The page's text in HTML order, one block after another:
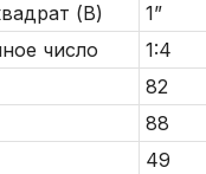
(B)
1”
число
1:4
82
88
49